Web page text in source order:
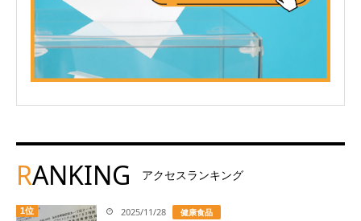
RANKING アクセスランキング
1位 2025/11/28 健康食品